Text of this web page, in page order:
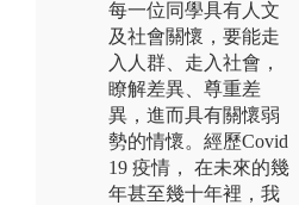
每一位同學具有人文
及社會關懷，要能走
入人群、走入社會，
瞭解差異、尊重差
異，進而具有關懷弱
勢的情懷。經歷Covid
19 疫情， 在未來的幾
年甚至幾十年裡，我